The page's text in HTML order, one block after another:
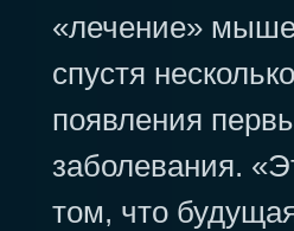
«лечение»
спустя
появления
заболевания.
том, что